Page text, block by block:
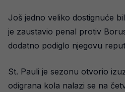
Još jedno veliko dostignuće
je zaustavio penal protiv
dodatno podiglo njegovu
St. Pauli je sezonu otvorio
odigrana kola nalazi se na